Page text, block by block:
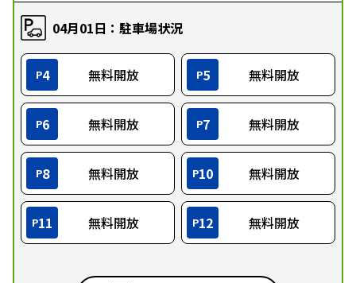
04月01日：駐車場状況
P4 無料開放 P5 無料開放
P6 無料開放 P7 無料開放
P8 無料開放 P10 無料開放
P11 無料開放 P12 無料開放